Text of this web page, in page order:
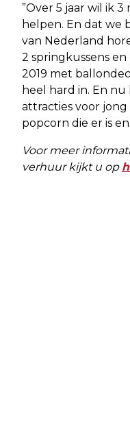
”Over 5 jaar wil ik
helpen. En dat we
van Nederland
2 springkussens
2019 met
heel hard in. En
attracties voor
popcorn die er is
Voor meer
verhuur kijkt u op